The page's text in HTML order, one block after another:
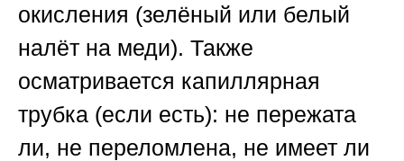
окисления (зелёный или белый
налёт на меди). Также
осматривается капиллярная
трубка (если есть): не пережата
ли, не переломлена, не имеет ли